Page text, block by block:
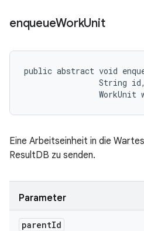
enqueueWorkUnit
public abstract void
String
WorkUnit
Eine Arbeitseinheit in die
ResultDB zu senden.
Parameter
parentId